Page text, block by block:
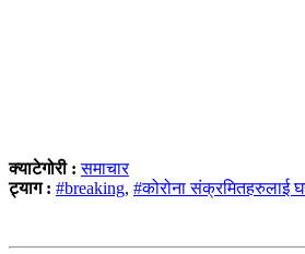
क्याटेगोरी :समाचार
ट्याग : #breaking, #कोरोना संक्रमितहरुलाई